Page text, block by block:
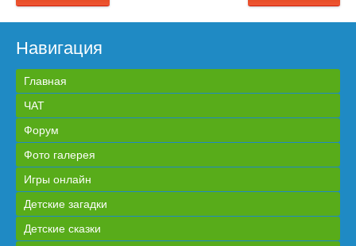
Навигация
Главная
ЧАТ
Форум
Фото галерея
Игры онлайн
Детские загадки
Детские сказки